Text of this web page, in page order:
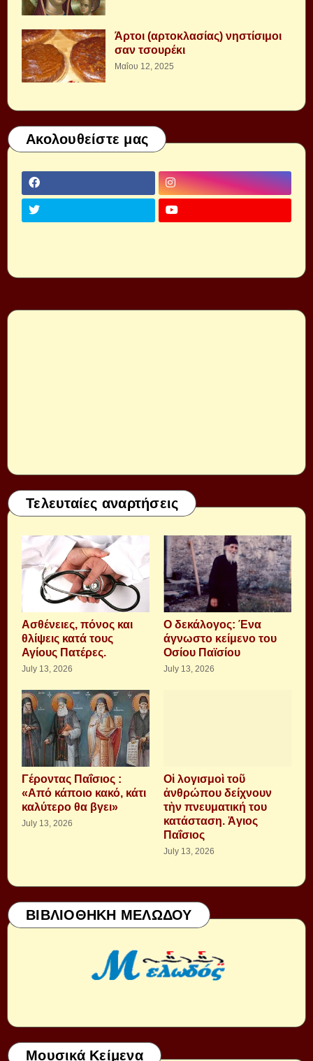
Άρτοι (αρτοκλασίας) νηστίσιμοι
σαν τσουρέκι
Μαΐου 12, 2025
Ακολουθείστε μας
Τελευταίες αναρτήσεις
Aσθένειες, πόνος και
θλίψεις κατά τους
Αγίους Πατέρες.
July 13, 2026
Ο δεκάλογος: Ένα
άγνωστο κείμενο του
Οσίου Παϊσίου
July 13, 2026
Γέροντας Παΐσιος :
«Από κάποιο κακό, κάτι
καλύτερο θα βγει»
July 13, 2026
Οἱ λογισμοὶ τοῦ
ἀνθρώπου δείχνουν
τὴν πνευματική του
κατάσταση. Ἁγιος
Παΐσιος
July 13, 2026
ΒΙΒΛΙΟΘΗΚΗ ΜΕΛΩΔΟΥ
Μουσικά Κείμενα